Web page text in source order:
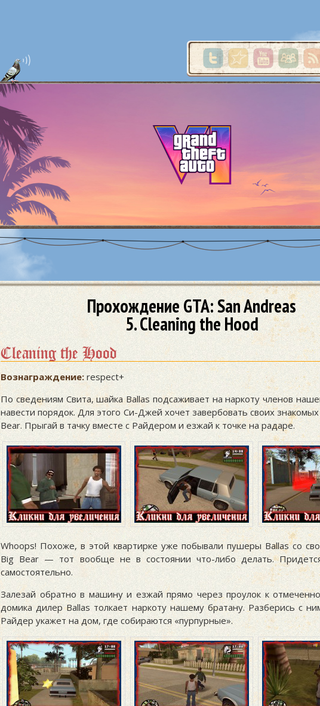
Прохождение GTA: San Andreas
5. Cleaning the Hood
Cleaning the Hood
Вознаграждение: respect+
По сведениям Свита, шайка Ballas подсаживает на наркоту членов
навести порядок. Для этого Си-Джей хочет завербовать своих
Bear. Прыгай в тачку вместе с Райдером и езжай к точке на радаре.
Whoops! Похоже, в этой квартирке уже побывали пушеры Ballas со
Big Bear — тот вообще не в состоянии что-либо делать.
самостоятельно.
Залезай обратно в машину и езжай прямо через проулок к
домика дилер Ballas толкает наркоту нашему братану. Разберись с
Райдер укажет на дом, где собираются «пурпурные».